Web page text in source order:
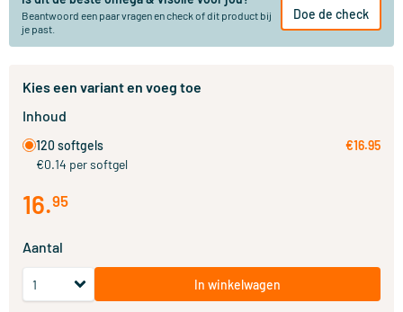
Beantwoord een paar vragen en check of dit product bij
je past.
Doe de check
Kies een variant en voeg toe
Inhoud
120 softgels
€0.14 per softgel
€16.95
16.95
Aantal
In winkelwagen